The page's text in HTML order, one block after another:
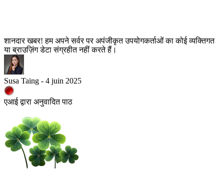
शानदार खबर! हम अपने सर्वर पर अपंजीकृत उपयोगकर्ताओं का कोई व्यक्तिगत
या ब्राउज़िंग डेटा संग्रहीत नहीं करते हैं।
Susa Taing - 4 juin 2025
एआई द्वारा अनुवादित पाठ